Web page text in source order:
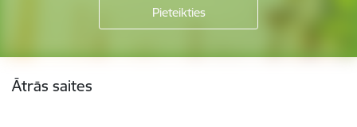
Ātrās saites